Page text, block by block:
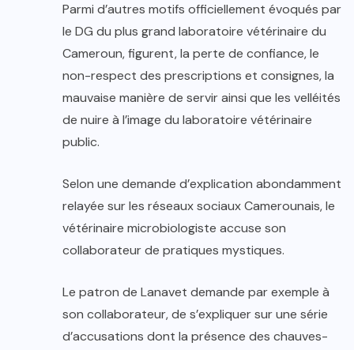
Parmi d’autres motifs officiellement évoqués par
le DG du plus grand laboratoire vétérinaire du
Cameroun, figurent, la perte de confiance, le
non-respect des prescriptions et consignes, la
mauvaise manière de servir ainsi que les velléités
de nuire à l’image du laboratoire vétérinaire
public.
Selon une demande d’explication abondamment
relayée sur les réseaux sociaux Camerounais, le
vétérinaire microbiologiste accuse son
collaborateur de pratiques mystiques.
Le patron de Lanavet demande par exemple à
son collaborateur, de s’expliquer sur une série
d’accusations dont la présence des chauves-